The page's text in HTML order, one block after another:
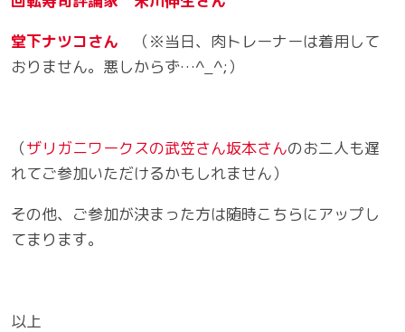
堂下ナツコさん
（※当日、肉トレーナーは着用して
おりません。悪しからず…^_^;）
（ザリガニワークスの武笠さん坂本さんのお二人も遅
れてご参加いただけるかもしれません）
その他、ご参加が決まった方は随時こちらにアップし
てまります。
以上